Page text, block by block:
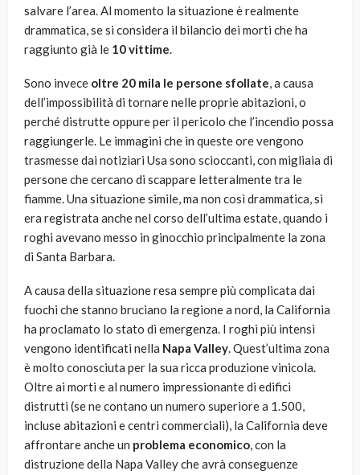
salvare l’area. Al momento la situazione è realmente
drammatica, se si considera il bilancio dei morti che ha
raggiunto già le 10 vittime.
Sono invece oltre 20 mila le persone sfollate, a causa
dell’impossibilità di tornare nelle proprie abitazioni, o
perché distrutte oppure per il pericolo che l’incendio possa
raggiungerle. Le immagini che in queste ore vengono
trasmesse dai notiziari Usa sono scioccanti, con migliaia di
persone che cercano di scappare letteralmente tra le
fiamme. Una situazione simile, ma non così drammatica, si
era registrata anche nel corso dell’ultima estate, quando i
roghi avevano messo in ginocchio principalmente la zona
di Santa Barbara.
A causa della situazione resa sempre più complicata dai
fuochi che stanno bruciano la regione a nord, la California
ha proclamato lo stato di emergenza. I roghi più intensi
vengono identificati nella Napa Valley. Quest’ultima zona
è molto conosciuta per la sua ricca produzione vinicola.
Oltre ai morti e al numero impressionante di edifici
distrutti (se ne contano un numero superiore a 1.500,
incluse abitazioni e centri commerciali), la California deve
affrontare anche un problema economico, con la
distruzione della Napa Valley che avrà conseguenze